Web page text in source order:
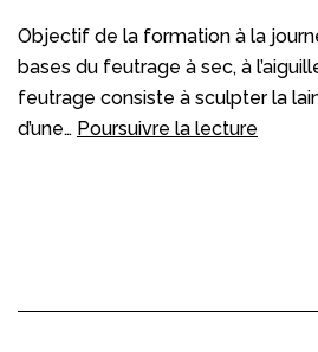
Objectif de la formation à la
bases du feutrage à sec, à
feutrage consiste à sculpter la
d’une… Poursuivre la lecture